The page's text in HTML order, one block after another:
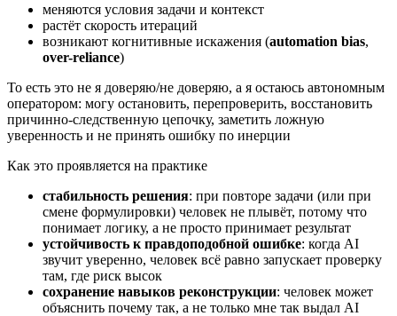
меняются условия задачи и контекст
растёт скорость итераций
возникают когнитивные искажения (automation bias,
over-reliance)
То есть это не я доверяю/не доверяю, а я остаюсь автономным
оператором: могу остановить, перепроверить, восстановить
причинно-следственную цепочку, заметить ложную
уверенность и не принять ошибку по инерции
Как это проявляется на практике
стабильность решения: при повторе задачи (или при
смене формулировки) человек не плывёт, потому что
понимает логику, а не просто принимает результат
устойчивость к правдоподобной ошибке: когда AI
звучит уверенно, человек всё равно запускает проверку
там, где риск высок
cохранение навыков реконструкции: человек может
объяснить почему так, а не только мне так выдал AI